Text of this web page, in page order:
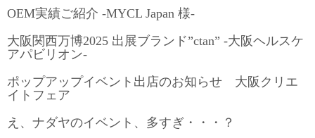
OEM実績ご紹介 -MYCL Japan 様-
大阪関西万博2025 出展ブランド”ctan” -大阪ヘルスケ
アパビリオン-
ポップアップイベント出店のお知らせ 大阪クリエ
イトフェア
え、ナダヤのイベント、多すぎ・・・？